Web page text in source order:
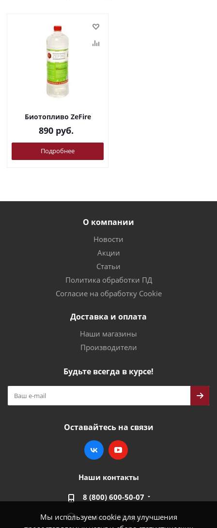
Мы используем cookie для улучшения
Биотопливо ZeFire
890руб.
Подробнее
О компании
Новости
Акции
Статьи
Политика обработки ПД
Согласие на обработку Cookie
Доставка и оплата
Наши магазины
Производители
Будьте всегда в курсе!
Оставайтесь на связи
Наши контакты
8 (800) 600-50-07
market@100-kpd.ru